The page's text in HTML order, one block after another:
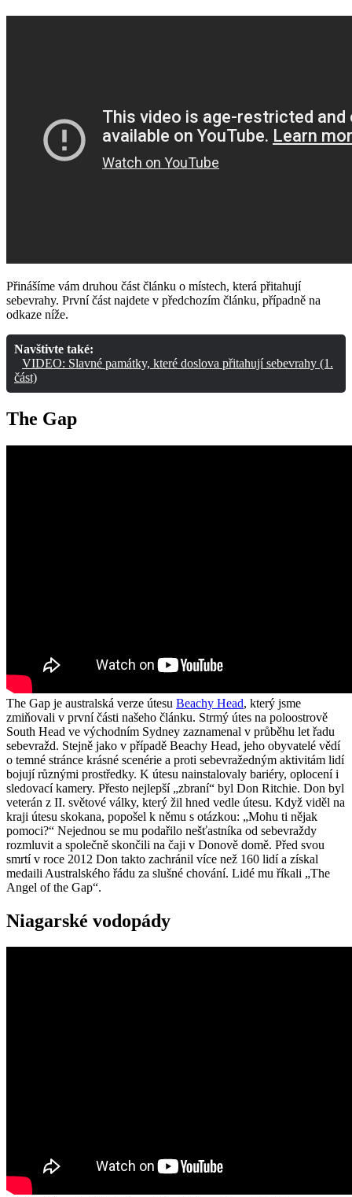
Přinášíme vám druhou část článku o místech, která přitahují
sebevrahy. První část najdete v předchozím článku, případně na
odkaze níže.
Navštivte také:
VIDEO: Slavné památky, které doslova přitahují sebevrahy (1.
část)
The Gap
The Gap je australská verze útesu Beachy Head, který jsme
zmiňovali v první části našeho článku. Strmý útes na poloostrově
South Head ve východním Sydney zaznamenal v průběhu let řadu
sebevražd. Stejně jako v případě Beachy Head, jeho obyvatelé vědí
o temné stránce krásné scenérie a proti sebevražedným aktivitám lidí
bojují různými prostředky. K útesu nainstalovaly bariéry, oplocení i
sledovací kamery. Přesto nejlepší „zbraní“ byl Don Ritchie. Don byl
veterán z II. světové války, který žil hned vedle útesu. Když viděl na
kraji útesu skokana, popošel k němu s otázkou: „Mohu ti nějak
pomoci?“ Nejednou se mu podařilo nešťastníka od sebevraždy
rozmluvit a společně skončili na čaji v Donově domě. Před svou
smrtí v roce 2012 Don takto zachránil více než 160 lidí a získal
medaili Australského řádu za slušné chování. Lidé mu říkali „The
Angel of the Gap“.
Niagarské vodopády